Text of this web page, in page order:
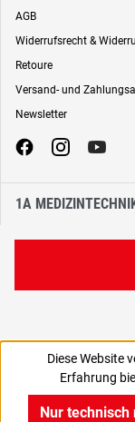
14,95 €
AGB
Widerrufsrecht &
Retoure
Versand- und
Newsletter
1A
Diese Website
Erfahrung
Nur technisch